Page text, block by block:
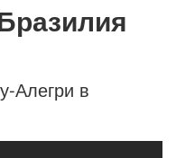
Алегри в